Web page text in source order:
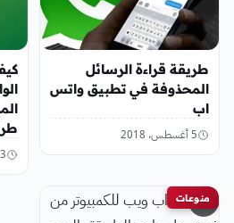
طريقة قراءة الرسائل
المحذوفة في تطبيق واتس
اب
5 أغسطس، 2018
3 ديسمبر، 2024
منوعات